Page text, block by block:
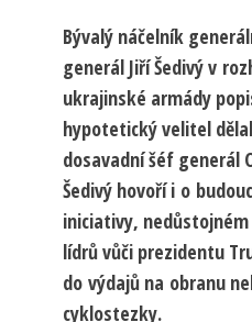
Bývalý náčelník
generál Jiří Šedivý v
ukrajinské armády
hypotetický velitel
dosavadní šéf generál
Šedivý hovoří i o
iniciativy,
lídrů vůči prezidentu
do výdajů na obranu
cyklostezky.